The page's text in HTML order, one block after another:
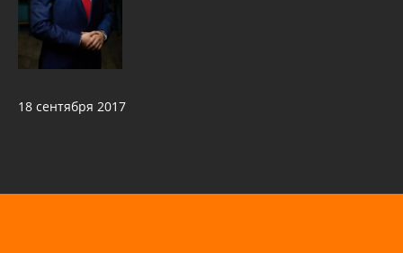
18 сентября 2017